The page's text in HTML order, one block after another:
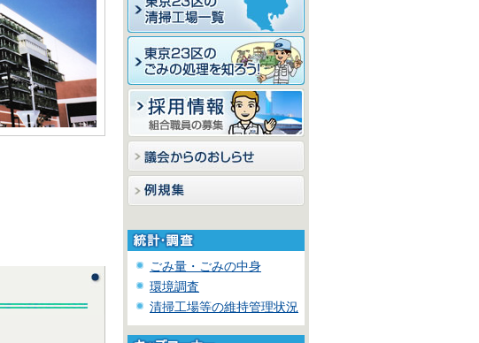
ごみ量・ごみの中身
環境調査
清掃工場等の維持管理状況